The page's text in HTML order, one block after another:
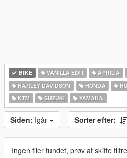
BIKE VANILLA EDIT APRILIA
HARLEY DAVIDSON
HONDA
KTM
SUZUKI YAMAHA
Siden: Igår Sorter efter:
Ingen filer fundet, prøv at skifte